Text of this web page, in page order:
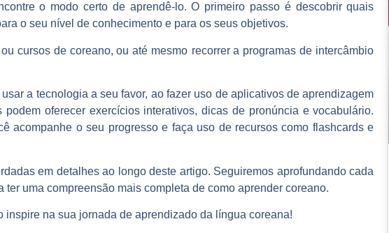
o modo certo de aprendê-lo. O primeiro passo é descobrir quais
o seu nível de conhecimento e para os seus objetivos.
cursos de coreano, ou até mesmo recorrer a programas de intercâmbio
a tecnologia a seu favor, ao fazer uso de aplicativos de aprendizagem
podem oferecer exercícios interativos, dicas de pronúncia e vocabulário.
acompanhe o seu progresso e faça uso de recursos como flashcards e
em detalhes ao longo deste artigo. Seguiremos aprofundando cada
ter uma compreensão mais completa de como aprender coreano.
inspire na sua jornada de aprendizado da língua coreana!